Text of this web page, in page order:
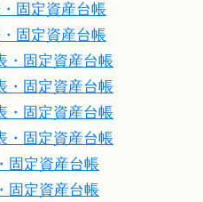
固定資産台帳
固定資産台帳
固定資産台帳
固定資産台帳
固定資産台帳
固定資産台帳
固定資産台帳
固定資産台帳